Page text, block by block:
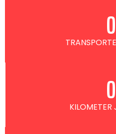
0
KILOMETER
0